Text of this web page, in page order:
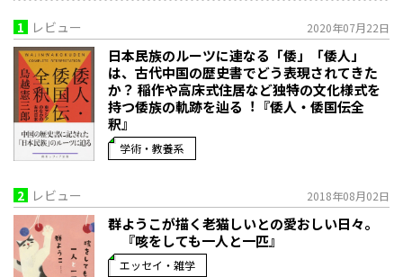
1 レビュー 2020年07月22日
日本民族のルーツに連なる「倭」「倭人」
は、古代中国の歴史書でどう表現されてきた
か？ 稲作や高床式住居など独特の文化様式を
持つ倭族の軌跡を辿る︕『倭人・倭国伝全
釈』
学術・教養系
2 レビュー 2018年08月02日
群ようこが描く老猫しいとの愛おしい日々。
『咳をしても一人と一匹』
エッセイ・雑学